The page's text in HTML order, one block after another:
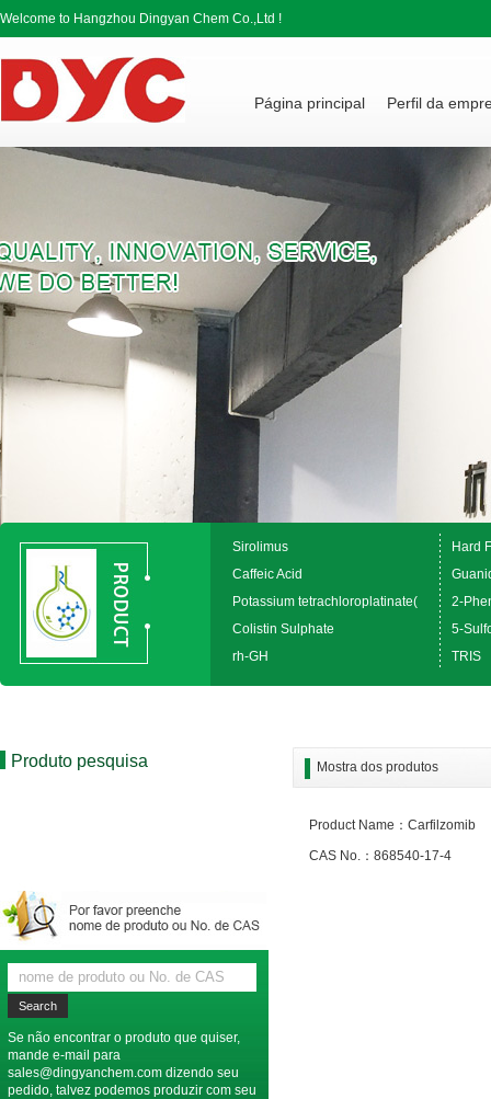
Welcome to Hangzhou Dingyan Chem Co.,Ltd !
Página principal Perfil da
Sirolimus
Hard
Caffeic Acid
Potassium tetrachloroplatinate(
2-
Colistin Sulphate
5-
rh-GH
TRIS
Produto pesquisa
Se não encontrar o produto que quiser,
mande e-mail para
sales@dingyanchem.com dizendo seu
pedido, talvez podemos produzir com seu
Mostra dos produtos
Product Name：Carfilzomib
CAS No.：868540-17-4